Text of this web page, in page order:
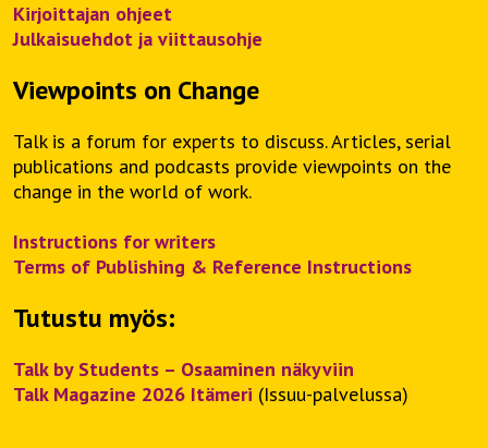
Kirjoittajan ohjeet
Julkaisuehdot ja viittausohje
Viewpoints on Change
Talk is a forum for experts to discuss. Articles, serial
publications and podcasts provide viewpoints on the
change in the world of work.
Instructions for writers
Terms of Publishing & Reference Instructions
Tutustu myös:
Talk by Students – Osaaminen näkyviin
Talk Magazine 2026 Itämeri (Issuu-palvelussa)